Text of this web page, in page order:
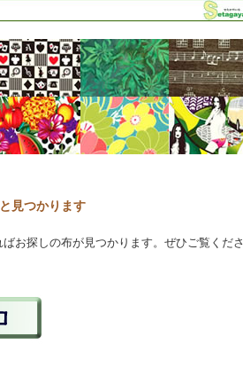
見つかります
お探しの布が見つかります。ぜひご覧くださ